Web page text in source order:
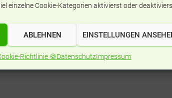
einzelne Cookie-Kategorien aktivierst oder
ABLEHNEN EINSTELLUNGEN
Richtlinie 🍪DatenschutzImpressum